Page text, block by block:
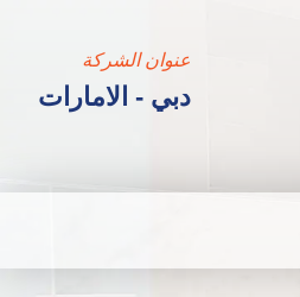
عنوان الشركة
دبي - الامارات